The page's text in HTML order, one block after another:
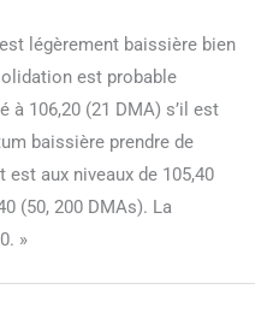
légèrement baissière bien
est probable
à 106,20 (21 DMA) s’il est
baissière prendre de
est aux niveaux de 105,40
(50, 200 DMAs). La
»